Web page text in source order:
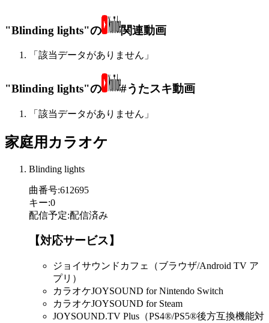
"Blinding lights"の 関連動画
「該当データがありません」
"Blinding lights"の #うたスキ動画
「該当データがありません」
家庭用カラオケ
Blinding lights
曲番号:612695
キー:0
配信予定:配信済み
【対応サービス】
ジョイサウンドカフェ（ブラウザ/Android TV ア
プリ）
カラオケJOYSOUND for Nintendo Switch
カラオケJOYSOUND for Steam
JOYSOUND.TV Plus（PS4®/PS5®後方互換機能対